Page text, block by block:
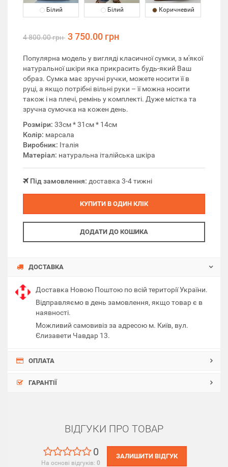
Білий Білий Коричневий
4 800.00 грн 3 750.00 грн
Популярна модель у вигляді класичної сумки, з м'якої
натуральної шкіри яка прикрасить будь-який Ваш
образ. Сумка має зручні ручки, можете носити її в
руці, а якщо потрібні вільні руки – її можна носити
також і на плечі, ремінь у комплекті. Дуже містка та
зручна сумочка на кожен день.
Розміри: 33см * 31см * 14см
Колір: марсала
Виробник: Італія
Матеріал: натуральна італійська шкіра
Під замовлення: доставка 3-4 тижні
КУПИТИ В ОДИН КЛІК
ДОДАТИ ДО КОШИКА
ДОСТАВКА
Доставка Новою Поштою по всій території України.
Відправляємо в день замовлення, якщо товар є в
наявності.
Можливий самовивіз за адресою м. Київ, вул.
Єлизавети Чавдар 13.
ОПЛАТА
ГАРАНТІЇ
ВІДГУКИ ПРО ТОВАР
0
На основі відгуків: 0
ЗАЛИШИТИ ВІДГУК